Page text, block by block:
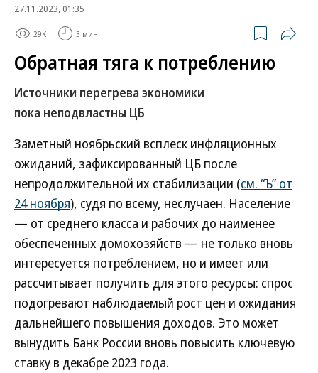
27.11.2023, 01:35
29K 3 мин.
Обратная тяга к потреблению
Источники перегрева экономики
пока неподвластны ЦБ
Заметный ноябрьский всплеск инфляционных
ожиданий, зафиксированный ЦБ после
непродолжительной их стабилизации (см. “Ъ” от
24 ноября), судя по всему, неслучаен. Население
— от среднего класса и рабочих до наименее
обеспеченных домохозяйств — не только вновь
интересуется потреблением, но и имеет или
рассчитывает получить для этого ресурсы: спрос
подогревают наблюдаемый рост цен и ожидания
дальнейшего повышения доходов. Это может
вынудить Банк России вновь повысить ключевую
ставку в декабре 2023 года.